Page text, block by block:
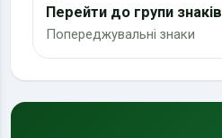
Перейти до групи знаків
Попереджувальні знаки